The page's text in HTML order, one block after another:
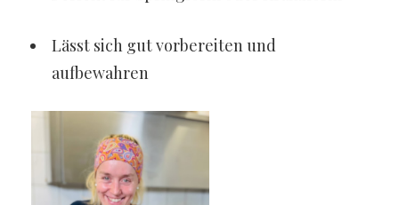
Lässt sich gut vorbereiten und
aufbewahren